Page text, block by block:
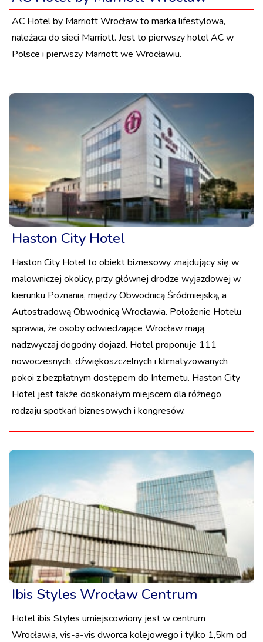
AC Hotel by Marriott Wrocław to marka lifestylowa,
należąca do sieci Marriott. Jest to pierwszy hotel AC w
Polsce i pierwszy Marriott we Wrocławiu.
Haston City Hotel
Haston City Hotel to obiekt biznesowy znajdujący się w
malowniczej okolicy, przy głównej drodze wyjazdowej w
kierunku Poznania, między Obwodnicą Śródmiejską, a
Autostradową Obwodnicą Wrocławia. Położenie Hotelu
sprawia, że osoby odwiedzające Wrocław mają
nadzwyczaj dogodny dojazd. Hotel proponuje 111
nowoczesnych, dźwiękoszczelnych i klimatyzowanych
pokoi z bezpłatnym dostępem do Internetu. Haston City
Hotel jest także doskonałym miejscem dla różnego
rodzaju spotkań biznesowych i kongresów.
Ibis Styles Wrocław Centrum
Hotel ibis Styles umiejscowiony jest w centrum
Wrocławia, vis-a-vis dworca kolejowego i tylko 1,5km od